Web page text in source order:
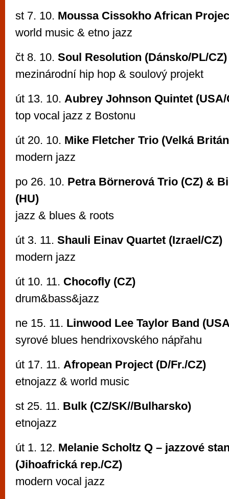
st 7. 10. Moussa Cissokho African
world music & etno jazz
čt 8. 10. Soul Resolution (Dánsko/PL/CZ)
mezinárodní hip hop & soulový projekt
út 13. 10. Aubrey Johnson Quintet (USA/
top vocal jazz z Bostonu
út 20. 10. Mike Fletcher Trio (Velká
modern jazz
po 26. 10. Petra Börnerová Trio (CZ) &
(HU)
jazz & blues & roots
út 3. 11. Shauli Einav Quartet (Izrael/CZ)
modern jazz
út 10. 11. Chocofly (CZ)
drum&bass&jazz
ne 15. 11. Linwood Lee Taylor Band
syrové blues hendrixovského nápřahu
út 17. 11. Afropean Project (D/Fr./CZ)
etnojazz & world music
st 25. 11. Bulk (CZ/SK//Bulharsko)
etnojazz
út 1. 12. Melanie Scholtz Q – jazzové
(Jihoafrická rep./CZ)
modern vocal jazz